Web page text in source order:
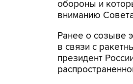
обороны и
вниманию
Ранее о созыве
в связи с
президент